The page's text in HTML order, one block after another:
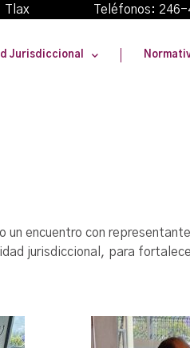
Tlax Teléfonos: 246-
Jurisdiccional
encuentro con
jurisdiccional, para